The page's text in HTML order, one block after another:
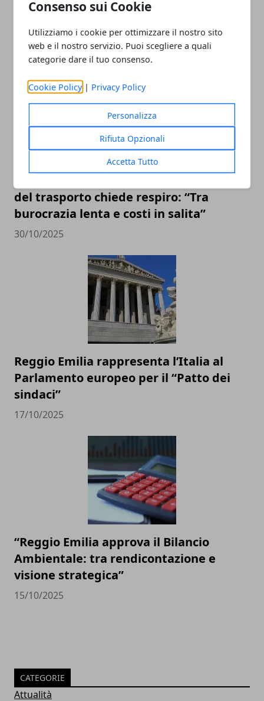
Consenso sui Cookie
Utilizziamo i cookie per ottimizzare il nostro sito
web e il nostro servizio. Puoi scegliere a quali
categorie dare il tuo consenso.
Cookie Policy | Privacy Policy
Personalizza
Rifiuta Opzionali
Accetta Tutto
ARTICOLI CORRELATI
del trasporto chiede respiro: “Tra
burocrazia lenta e costi in salita”
30/10/2025
Reggio Emilia rappresenta l’Italia al
Parlamento europeo per il “Patto dei
sindaci”
17/10/2025
“Reggio Emilia approva il Bilancio
Ambientale: tra rendicontazione e
visione strategica”
15/10/2025
CATEGORIE
Attualità